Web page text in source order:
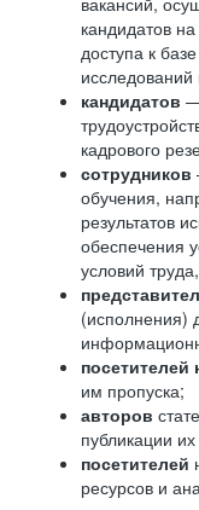
кандидатов
доступа к
кандидатов
кадрового
сотрудников
обучения,
результатов
обеспечения
условий
(исполнения)
им пропуска;
авторов
публикации
посетителей
ресурсов и